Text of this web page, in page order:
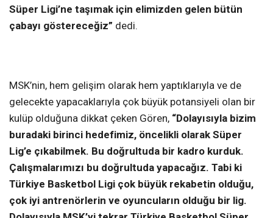
Süper Ligi’ne taşımak için elimizden gelen bütün
çabayı göstereceğiz” dedi.
MSK’nin, hem gelişim olarak hem yaptıklarıyla ve de
gelecekte yapacaklarıyla çok büyük potansiyeli olan bir
kulüp olduğuna dikkat çeken Gören, “Dolayısıyla bizim
buradaki birinci hedefimiz, öncelikli olarak Süper
Lig’e çıkabilmek. Bu doğrultuda bir kadro kurduk.
Çalışmalarımızı bu doğrultuda yapacağız. Tabi ki
Türkiye Basketbol Ligi çok büyük rekabetin olduğu,
çok iyi antrenörlerin ve oyuncuların olduğu bir lig.